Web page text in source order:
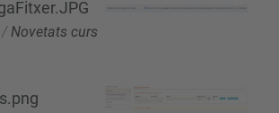
/ Novetats curs